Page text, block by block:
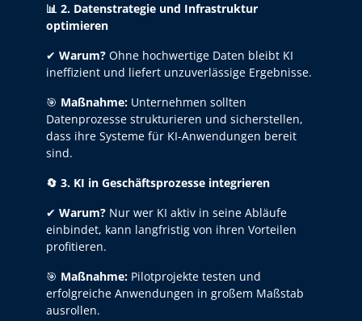
📊 2. Datenstrategie und Infrastruktur
optimieren
✔ Warum?Ohne hochwertige Daten bleibt KI
ineffizient und liefert unzuverlässige Ergebnisse.
🎯 Maßnahme:Unternehmen sollten
Datenprozesse strukturieren und sicherstellen,
dass ihre Systeme für KI-Anwendungen bereit
sind.
🔄 3. KI in Geschäftsprozesse integrieren
✔ Warum?Nur wer KI aktiv in seine Abläufe
einbindet, kann langfristig von ihren Vorteilen
profitieren.
🎯 Maßnahme:Pilotprojekte testen und
erfolgreiche Anwendungen in großem Maßstab
ausrollen.